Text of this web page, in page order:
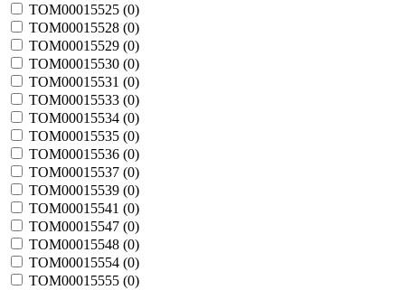
TOM00015525 (0)
TOM00015528 (0)
TOM00015529 (0)
TOM00015530 (0)
TOM00015531 (0)
TOM00015533 (0)
TOM00015534 (0)
TOM00015535 (0)
TOM00015536 (0)
TOM00015537 (0)
TOM00015539 (0)
TOM00015541 (0)
TOM00015547 (0)
TOM00015548 (0)
TOM00015554 (0)
TOM00015555 (0)